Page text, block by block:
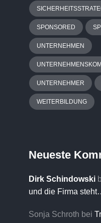
SPONSORED
UNTERNEHMEN
UNTERNEHMER
WEITERBILDUNG
Neueste
Dirk Schindowski
und die Firma
Sonja Schroth bei